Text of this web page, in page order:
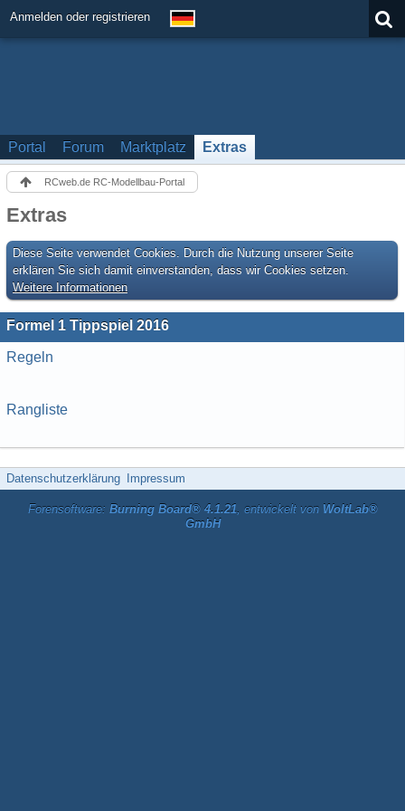
Anmelden oder registrieren
Portal Forum Marktplatz Extras
RCweb.de RC-Modellbau-Portal
Extras
Diese Seite verwendet Cookies. Durch die Nutzung unserer Seite
erklären Sie sich damit einverstanden, dass wir Cookies setzen.
Weitere Informationen
Formel 1 Tippspiel 2016
Regeln
Rangliste
Datenschutzerklärung Impressum
Forensoftware: Burning Board® 4.1.21, entwickelt von WoltLab®
GmbH